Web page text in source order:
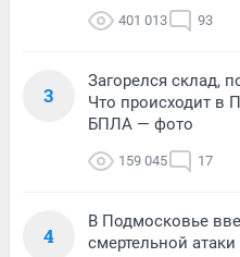
401 013 93
3
Загорелся склад,
Что происходит в
БПЛА — фото
159 045 17
4
В Подмосковье
смертельной